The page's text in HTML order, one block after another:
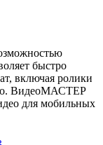
быстро
включая ролики
ВидеоМАСТЕР
для мобильных